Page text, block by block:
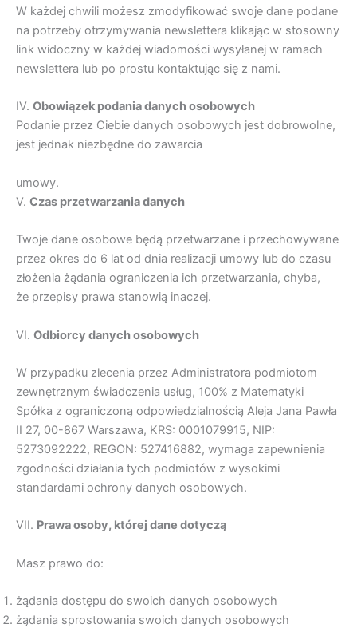
W każdej chwili możesz zmodyfikować swoje dane podane
na potrzeby otrzymywania newslettera klikając w stosowny
link widoczny w każdej wiadomości wysyłanej w ramach
newslettera lub po prostu kontaktując się z nami.
IV. Obowiązek podania danych osobowych
Podanie przez Ciebie danych osobowych jest dobrowolne,
jest jednak niezbędne do zawarcia
umowy.
V. Czas przetwarzania danych
Twoje dane osobowe będą przetwarzane i przechowywane
przez okres do 6 lat od dnia realizacji umowy lub do czasu
złożenia żądania ograniczenia ich przetwarzania, chyba,
że przepisy prawa stanowią inaczej.
VI. Odbiorcy danych osobowych
W przypadku zlecenia przez Administratora podmiotom
zewnętrznym świadczenia usług, 100% z Matematyki
Spółka z ograniczoną odpowiedzialnością Aleja Jana Pawła
II 27, 00-867 Warszawa, KRS: 0001079915, NIP:
5273092222, REGON: 527416882, wymaga zapewnienia
zgodności działania tych podmiotów z wysokimi
standardami ochrony danych osobowych.
VII. Prawa osoby, której dane dotyczą
Masz prawo do:
żądania dostępu do swoich danych osobowych
żądania sprostowania swoich danych osobowych